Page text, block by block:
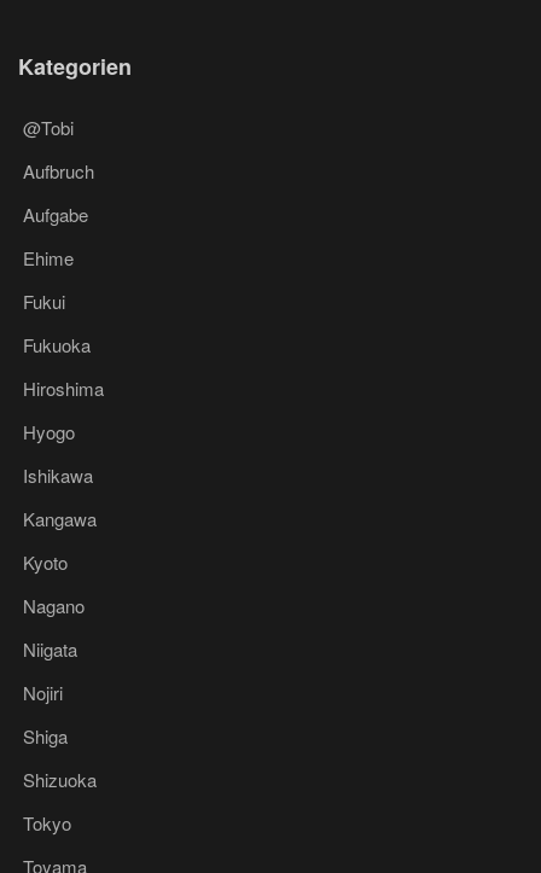
Kategorien
@Tobi
Aufbruch
Aufgabe
Ehime
Fukui
Fukuoka
Hiroshima
Hyogo
Ishikawa
Kangawa
Kyoto
Nagano
Niigata
Nojiri
Shiga
Shizuoka
Tokyo
Toyama